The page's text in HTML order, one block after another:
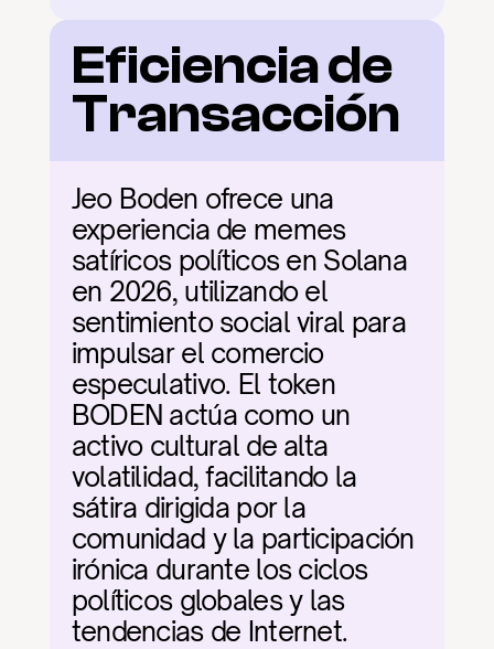
Eficiencia de
Transacción
Jeo Boden ofrece una
experiencia de memes
satíricos políticos en Solana
en 2026, utilizando el
sentimiento social viral para
impulsar el comercio
especulativo. El token
BODEN actúa como un
activo cultural de alta
volatilidad, facilitando la
sátira dirigida por la
comunidad y la participación
irónica durante los ciclos
políticos globales y las
tendencias de Internet.